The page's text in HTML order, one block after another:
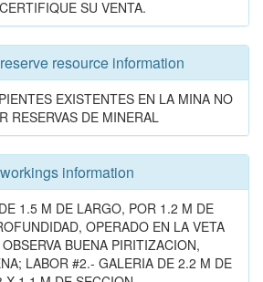
SU VENTA.
resource information
EXISTENTES EN LA MINA NO
RESERVAS DE MINERAL
information
1.5 M DE LARGO, POR 1.2 M DE
OPERADO EN LA VETA
BUENA PIRITIZACION,
LABOR #2.- GALERIA DE 2.2 M DE